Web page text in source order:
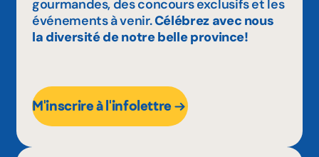
gourmandes, des concours exclusifs et les
événements à venir.Célébrez avec nous
la diversité de notre belle province!
M'inscrire à l'infolettre